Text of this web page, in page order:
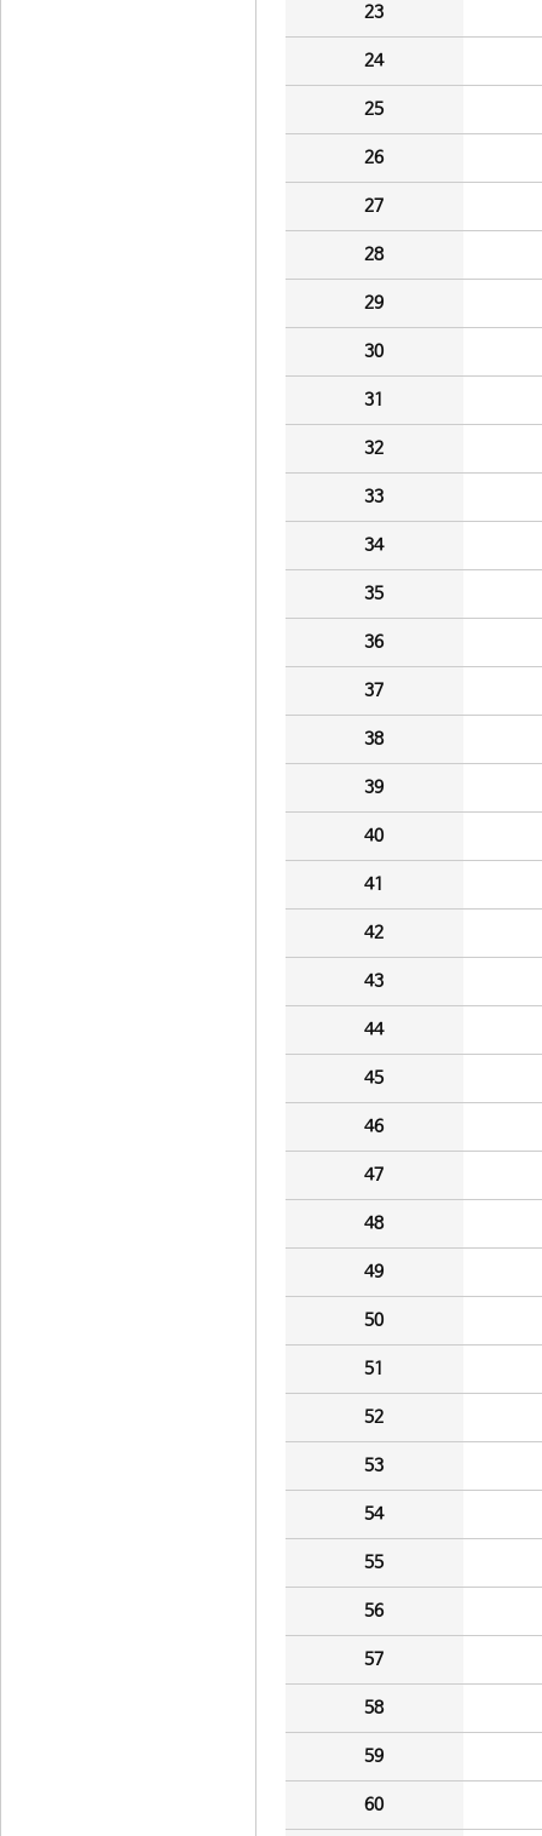
23
24
25
26
27
28
29
30
31
32
33
34
35
36
37
38
39
40
41
42
43
44
45
46
47
48
49
50
51
52
53
54
55
56
57
58
59
60